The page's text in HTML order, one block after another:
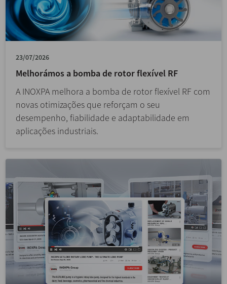
23/07/2026
Melhorámos a bomba de rotor flexível RF
A INOXPA melhora a bomba de rotor flexível RF com
novas otimizações que reforçam o seu
desempenho, fiabilidade e adaptabilidade em
aplicações industriais.